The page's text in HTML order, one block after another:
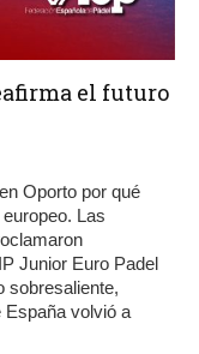
el futuro
Oporto por qué
Las
Junior Euro Padel
sobresaliente,
España volvió a